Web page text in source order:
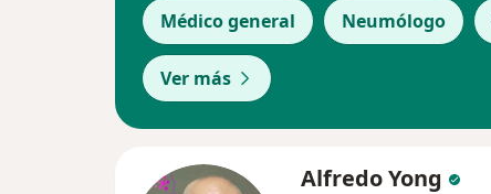
Médico general Neumólogo
Ver más
Alfredo Yong